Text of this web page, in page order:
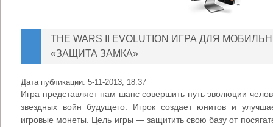
THE WARS II EVOLUTION ИГРА ДЛЯ
«ЗАЩИТА ЗАМКА»
Дата публикации: 5-11-2013, 18:37
Игра представляет нам шанс совершить путь эволюции
звездных войн будущего. Игрок создает юнитов и
игровые монеты. Цель игры — защитить свою базу от